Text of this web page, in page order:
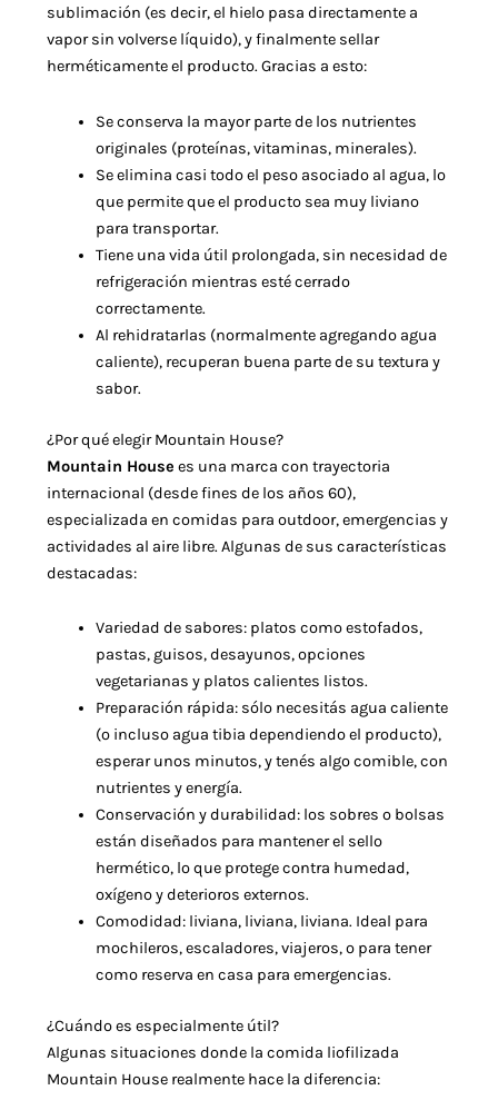
sublimación (es decir, el hielo pasa directamente a
vapor sin volverse líquido), y finalmente sellar
herméticamente el producto. Gracias a esto:
Se conserva la mayor parte de los nutrientes
originales (proteínas, vitaminas, minerales).
Se elimina casi todo el peso asociado al agua, lo
que permite que el producto sea muy liviano
para transportar.
Tiene una vida útil prolongada, sin necesidad de
refrigeración mientras esté cerrado
correctamente.
Al rehidratarlas (normalmente agregando agua
caliente), recuperan buena parte de su textura y
sabor.
¿Por qué elegir Mountain House?
Mountain House es una marca con trayectoria
internacional (desde fines de los años 60),
especializada en comidas para outdoor, emergencias y
actividades al aire libre. Algunas de sus características
destacadas:
Variedad de sabores: platos como estofados,
pastas, guisos, desayunos, opciones
vegetarianas y platos calientes listos.
Preparación rápida: sólo necesitás agua caliente
(o incluso agua tibia dependiendo el producto),
esperar unos minutos, y tenés algo comible, con
nutrientes y energía.
Conservación y durabilidad: los sobres o bolsas
están diseñados para mantener el sello
hermético, lo que protege contra humedad,
oxígeno y deterioros externos.
Comodidad: liviana, liviana, liviana. Ideal para
mochileros, escaladores, viajeros, o para tener
como reserva en casa para emergencias.
¿Cuándo es especialmente útil?
Algunas situaciones donde la comida liofilizada
Mountain House realmente hace la diferencia: